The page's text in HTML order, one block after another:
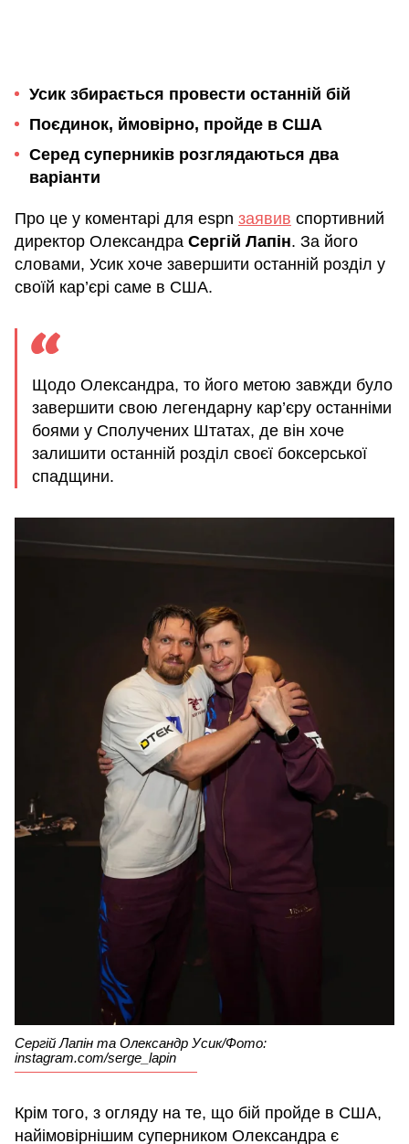
Усик збирається провести останній бій
Поєдинок, ймовірно, пройде в США
Серед суперників розглядаються два
варіанти
Про це у коментарі для espn заявив спортивний
директор Олександра Сергій Лапін. За його
словами, Усик хоче завершити останній розділ у
своїй кар’єрі саме в США.
Щодо Олександра, то його метою завжди було
завершити свою легендарну кар’єру останніми
боями у Сполучених Штатах, де він хоче
залишити останній розділ своєї боксерської
спадщини.
Сергій Лапін та Олександр Усик/Фото:
instagram.com/serge_lapin
Крім того, з огляду на те, що бій пройде в США,
найімовірнішим суперником Олександра є